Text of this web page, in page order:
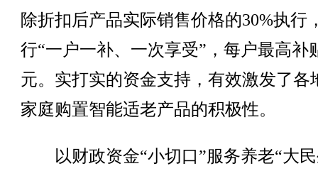
除折扣后产品实际销售价格的30%执行
行“一户一补、一次享受”，每户最高补
元。实打实的资金支持，有效激发了各
家庭购置智能适老产品的积极性。
以财政资金“小切口”服务养老“大民